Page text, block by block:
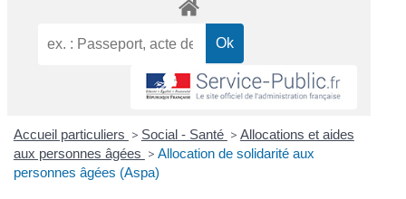
Accueil particuliers > Social - Santé > Allocations et aides
aux personnes âgées > Allocation de solidarité aux
personnes âgées (Aspa)